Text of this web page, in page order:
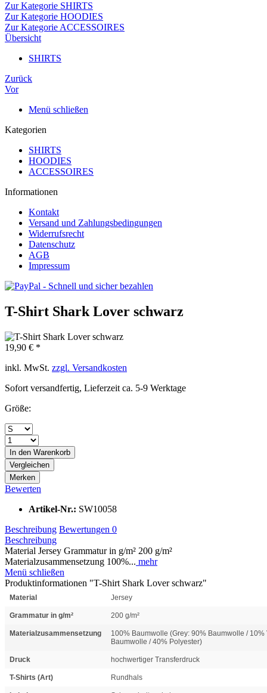
Zur Kategorie SHIRTS
Zur Kategorie HOODIES
Zur Kategorie ACCESSOIRES
Übersicht
SHIRTS
Zurück
Vor
Menü schließen
Kategorien
SHIRTS
HOODIES
ACCESSOIRES
Informationen
Kontakt
Versand und Zahlungsbedingungen
Widerrufsrecht
Datenschutz
AGB
Impressum
T-Shirt Shark Lover schwarz
19,90 € *
inkl. MwSt. zzgl. Versandkosten
Sofort versandfertig, Lieferzeit ca. 5-9 Werktage
Größe:
In den Warenkorb
Vergleichen
Merken
Bewerten
Artikel-Nr.: SW10058
Beschreibung Bewertungen 0
Beschreibung
Material Jersey Grammatur in g/m² 200 g/m²
Materialzusammensetzung 100%... mehr
Menü schließen
Produktinformationen "T-Shirt Shark Lover schwarz"
Material Jersey
Grammatur in g/m² 200 g/m²
Materialzusammensetzung
100% Baumwolle (Grey: 90% Baumwolle /
Baumwolle / 40% Polyester)
Druck hochwertiger Transferdruck
T-Shirts (Art) Rundhals